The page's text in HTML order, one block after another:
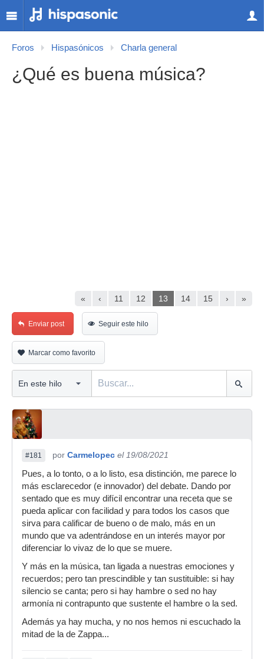
Foros Hispasónicos Charla general
¿Qué es buena música?
« ‹ 11 12 13 14 15 › »
Enviar post Seguir este hilo
Marcar como favorito
#181 por Carmelopec el 19/08/2021
Pues, a lo tonto, o a lo listo, esa distinción, me parece lo
más esclarecedor (e innovador) del debate. Dando por
sentado que es muy difícil encontrar una receta que se
pueda aplicar con facilidad y para todos los casos que
sirva para calificar de bueno o de malo, más en un
mundo que va adentrándose en un interés mayor por
diferenciar lo vivaz de lo que se muere.
Y más en la música, tan ligada a nuestras emociones y
recuerdos; pero tan prescindible y tan sustituible: si hay
silencio se canta; pero si hay hambre o sed no hay
armonía ni contrapunto que sustente el hambre o la sed.
Además ya hay mucha, y no nos hemos ni escuchado la
mitad de la de Zappa...